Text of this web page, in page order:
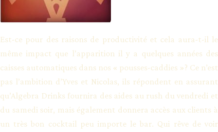
Est-ce pour des raisons de productivité et cela aura-t-il le
même impact que l’apparition il y a quelques années des
caisses automatiques dans nos « pousses-caddies »? Ce n’est
pas l’ambition d’Yves et Nicolas, ils répondent en assurant
qu’Algebra Drinks fournira des aides au rush du vendredi et
du samedi soir, mais également donnera accès aux clients à
un très bon cocktail peu importe le bar. Qui rêve de voir